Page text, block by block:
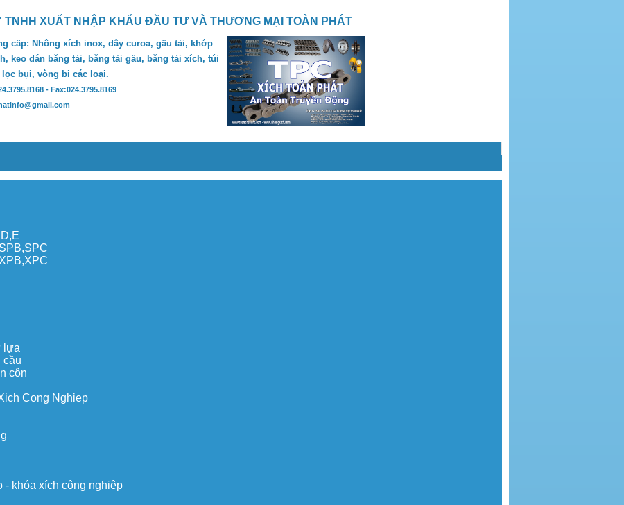
TNHH XUẤT NHẬP KHẨU ĐẦU TƯ VÀ THƯƠNG MẠI TOÀN PHÁT
cấp: Nhông xích inox, dây curoa, gầu tải, khớp
keo dán băng tải, băng tải gầu, băng tải xích, túi
lọc bụi, vòng bi các loại.
- Fax:024.3795.8169
lựa
cầu
côn
Cong Nghiep
- khóa xích công nghiệp